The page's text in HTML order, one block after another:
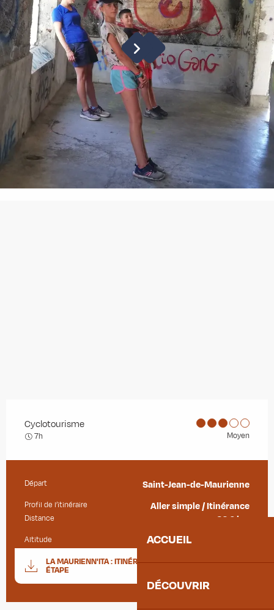
ACCUEIL
DÉCOUVRIR
Cyclotourisme
7h Moyen
Informations pratiques
Départ Saint-Jean-de-Maurienne
Profil de l’itinéraire Aller simple / Itinérance
Distance 32.0 km
Altitude
Documentation
LA MAURIENN'ITA : ITINÉRAIRE DE LA DEUXIÈME
ÉTAPE